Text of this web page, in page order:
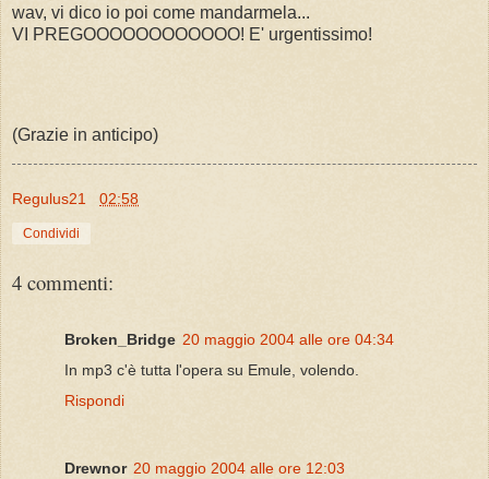
wav, vi dico io poi come mandarmela...
VI PREGOOOOOOOOOOOO! E' urgentissimo!
(Grazie in anticipo)
Regulus21 02:58
Condividi
4 commenti:
Broken_Bridge 20 maggio 2004 alle ore 04:34
In mp3 c'è tutta l'opera su Emule, volendo.
Rispondi
Drewnor 20 maggio 2004 alle ore 12:03